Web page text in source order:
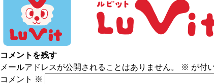
コメントを残す
メールアドレスが公開されることはありません。
※ が付
コメント ※